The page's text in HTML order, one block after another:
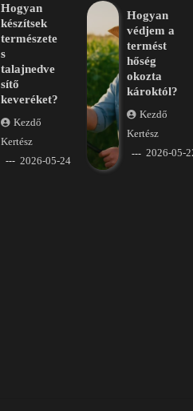
Hogyan
készítsek
természete
s
talajnedve
sítő
keveréket?
Kezdő
Kertész
2026-05-24
Hogyan
védjem a
termést
hőség
okozta
károktól?
Kezdő
Kertész
2026-05-